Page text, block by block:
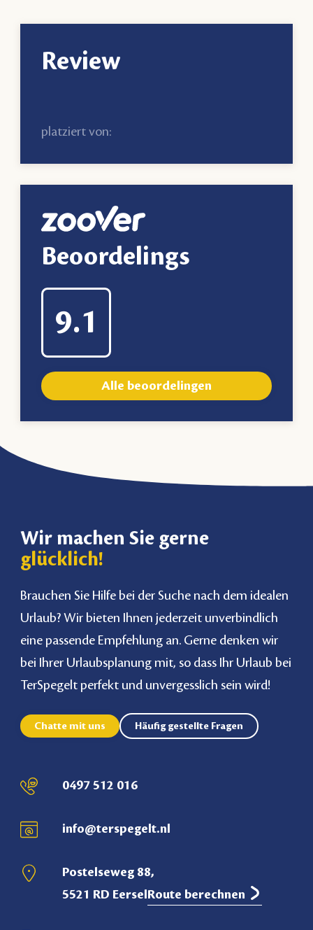
Review
platziert von:
Beoordelings
9.1
Alle beoordelingen
Wir machen Sie gerne
glücklich!
Brauchen Sie Hilfe bei der Suche nach dem idealen
Urlaub? Wir bieten Ihnen jederzeit unverbindlich
eine passende Empfehlung an. Gerne denken wir
bei Ihrer Urlaubsplanung mit, so dass Ihr Urlaub bei
TerSpegelt perfekt und unvergesslich sein wird!
Chatte mit uns Häufig gestellte Fragen
0497 512 016
info@terspegelt.nl
Postelseweg 88,
5521 RD Eersel Route berechnen